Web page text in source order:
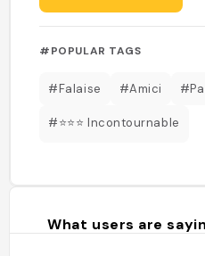
#POPULAR TAGS
#Falaise #Amici
#⭐️⭐️⭐️ Incontournable
What users are